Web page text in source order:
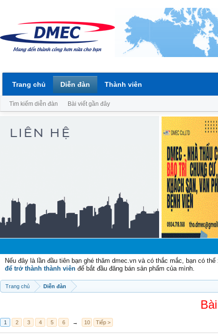
Nếu đây là lần đầu tiên bạn ghé thăm dmec.vn và có thắc mắc, bạn có
để trở thành thành viên để bắt đầu đăng bán sản phẩm của mình.
Trang chủ Diễn đàn
1 2 3 4 5 6 → 10 Tiếp >
Trang chủ Diễn đàn
Tìm kiếm diễn đàn Bài viết gần đây
Thành viên